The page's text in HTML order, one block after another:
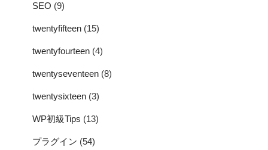
SEO (9)
twentyfifteen (15)
twentyfourteen (4)
twentyseventeen (8)
twentysixteen (3)
WP初級Tips (13)
プラグイン (54)